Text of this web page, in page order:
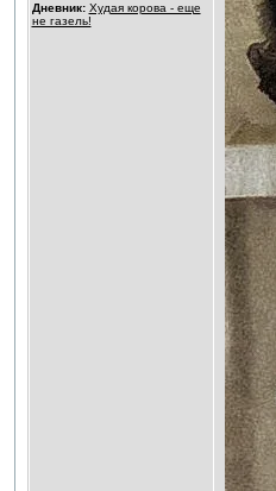
Дневник: Худая корова - еще
не газель!